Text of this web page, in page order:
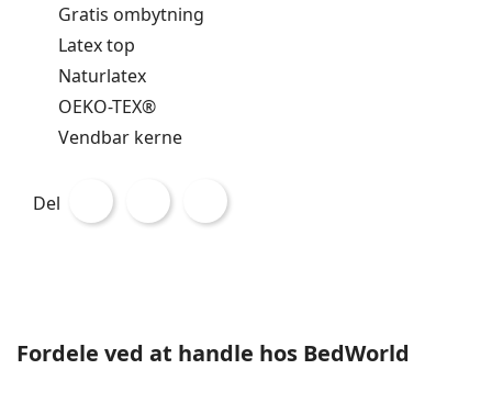
Gratis ombytning
Latex top
Naturlatex
OEKO-TEX®
Vendbar kerne
Del
Fordele ved at handle hos BedWorld